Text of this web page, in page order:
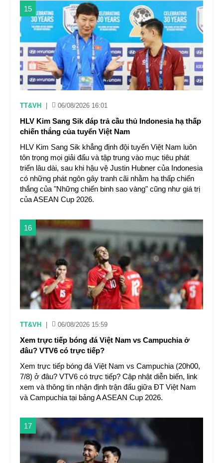
15
TT&VH 06/08/2026 16:01
HLV Kim Sang Sik đáp trả cầu thủ Indonesia hạ thấp
chiến thắng của tuyển Việt Nam
HLV Kim Sang Sik khẳng định đội tuyển Việt Nam luôn
tôn trọng mọi giải đấu và tập trung vào mục tiêu phát
triển lâu dài, sau khi hậu vệ Justin Hubner của Indonesia
có những phát ngôn gây tranh cãi nhằm hạ thấp chiến
thắng của "Những chiến binh sao vàng" cũng như giá trị
của ASEAN Cup 2026.
16
TT&VH 06/08/2026 15:59
Xem trực tiếp bóng đá Việt Nam vs Campuchia ở
đâu? VTV6 có trực tiếp?
Xem trực tiếp bóng đá Việt Nam vs Campuchia (20h00,
7/8) ở đâu? VTV6 có trực tiếp? Cập nhật diễn biến, link
xem và thông tin nhận định trận đấu giữa ĐT Việt Nam
và Campuchia tại bảng A ASEAN Cup 2026.
17